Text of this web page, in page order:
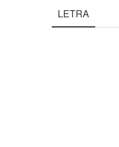
LETRA